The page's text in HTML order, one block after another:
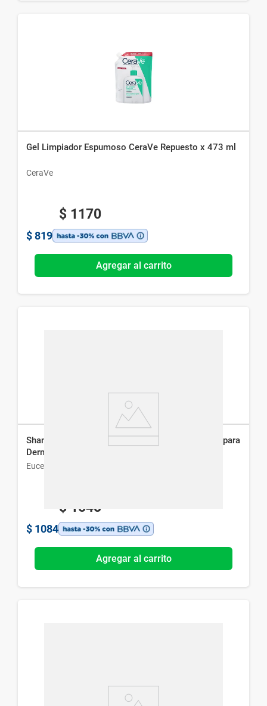
Gel Limpiador Espumoso CeraVe Repuesto x 473 ml
CeraVe
$ 1170
$ 819
Agregar al carrito
Shampoo Gel Anticaspa Eucerin DermoCapillaire para
Dermatitis Seborreica x 250 ml
Eucerin
$ 1548
$ 1084
Agregar al carrito